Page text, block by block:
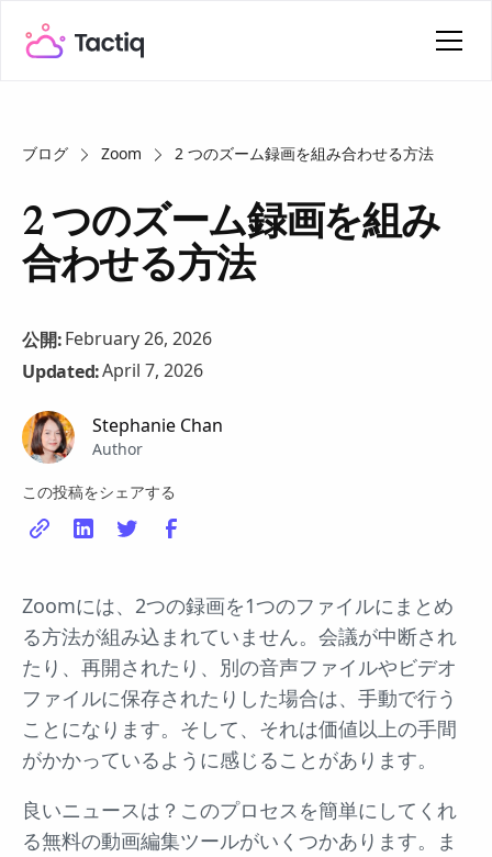
ブログ Zoom 2 つのズーム録画を組み合わせる方法
2 つのズーム録画を組み
合わせる方法
公開:February 26, 2026
Updated:April 7, 2026
Stephanie Chan
Author
この投稿をシェアする
Zoomには、2つの録画を1つのファイルにまとめ
る方法が組み込まれていません。会議が中断され
たり、再開されたり、別の音声ファイルやビデオ
ファイルに保存されたりした場合は、手動で行う
ことになります。そして、それは価値以上の手間
がかかっているように感じることがあります。
良いニュースは？このプロセスを簡単にしてくれ
る無料の動画編集ツールがいくつかあります。ま